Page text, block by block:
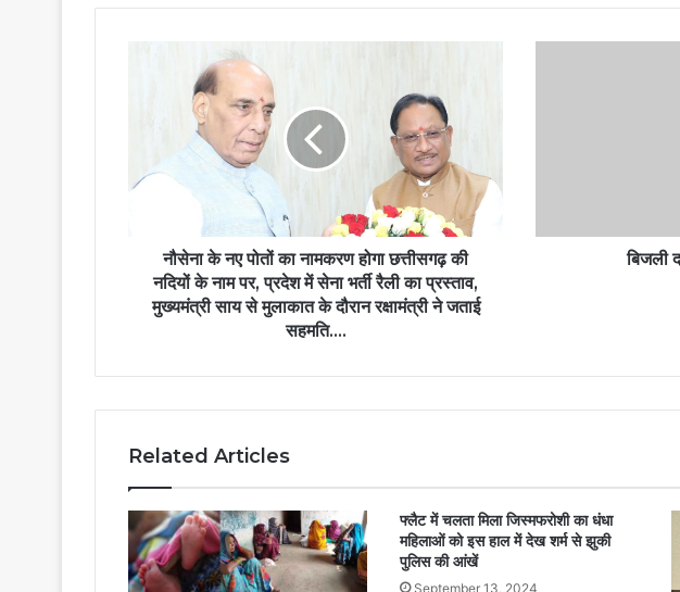
नौसेना के नए पोतों का नामकरण होगा छत्तीसगढ़ की
नदियों के नाम पर, प्रदेश में सेना भर्ती रैली का प्रस्ताव,
मुख्यमंत्री साय से मुलाकात के दौरान रक्षामंत्री ने जताई
सहमति….
बिजली
Related Articles
फ्लैट में चलता मिला जिस्मफरोशी का धंधा
महिलाओं को इस हाल में देख शर्म से झुकी
पुलिस की आंखें
September 13, 2024